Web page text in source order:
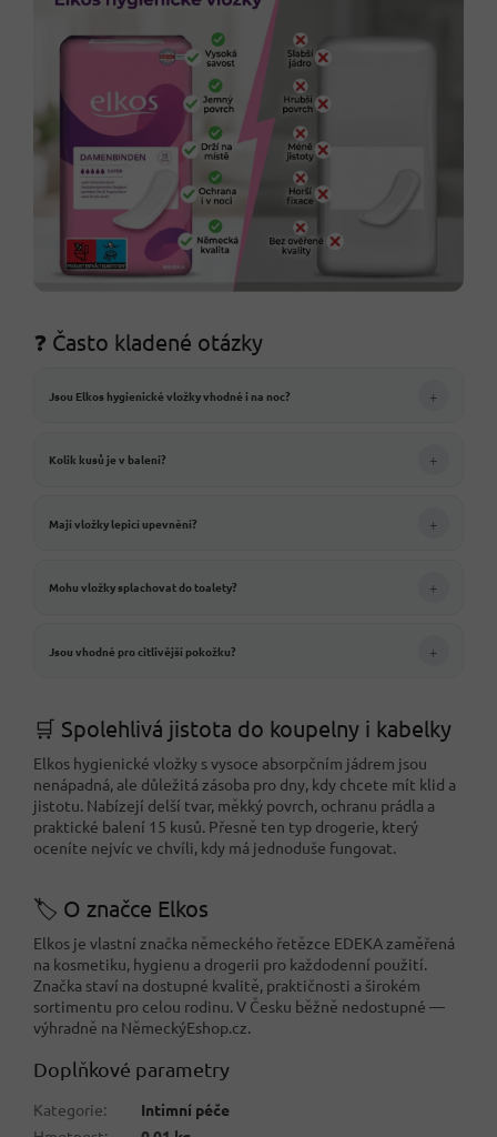
❓ Často kladené otázky
Jsou Elkos hygienické vložky vhodné i na noc? +
Kolik kusů je v balení? +
Mají vložky lepicí upevnění? +
Mohu vložky splachovat do toalety? +
Jsou vhodné pro citlivější pokožku? +
🛒 Spolehlivá jistota do koupelny i kabelky
Elkos hygienické vložky s vysoce absorpčním jádrem jsou
nenápadná, ale důležitá zásoba pro dny, kdy chcete mít klid a
jistotu. Nabízejí delší tvar, měkký povrch, ochranu prádla a
praktické balení 15 kusů. Přesně ten typ drogerie, který
oceníte nejvíc ve chvíli, kdy má jednoduše fungovat.
🏷️ O značce Elkos
Elkos je vlastní značka německého řetězce EDEKA zaměřená
na kosmetiku, hygienu a drogerii pro každodenní použití.
Značka staví na dostupné kvalitě, praktičnosti a širokém
sortimentu pro celou rodinu. V Česku běžně nedostupné —
výhradně na NěmeckýEshop.cz.
Doplňkové parametry
Kategorie:
Intimní péče